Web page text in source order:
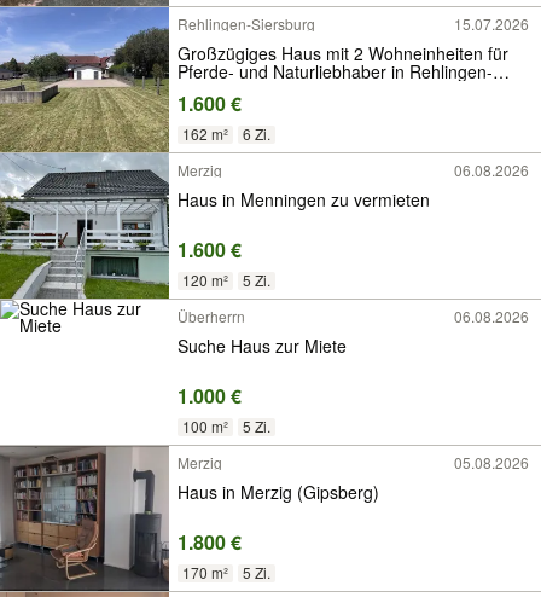
Rehlingen-Siersburg
15.07.2026
Großzügiges Haus mit 2 Wohneinheiten für
Pferde- und Naturliebhaber in Rehlingen-
1.600 €
162 m²
6 Zi.
Merzig
06.08.2026
Haus in Menningen zu vermieten
1.600 €
120 m²
5 Zi.
Überherrn
06.08.2026
Suche Haus zur Miete
1.000 €
100 m²
5 Zi.
Merzig
05.08.2026
Haus in Merzig (Gipsberg)
1.800 €
170 m²
5 Zi.